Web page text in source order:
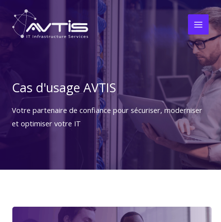
contenu
Main
Cas d'usage AVTIS
Votre partenaire de confiance pour sécuriser, moderniser
et optimiser votre IT